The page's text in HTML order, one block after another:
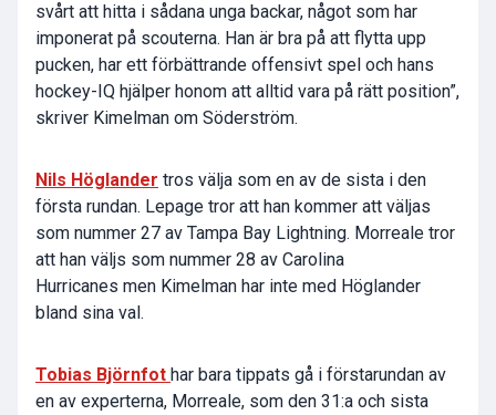
svårt att hitta i sådana unga backar, något som har
imponerat på scouterna. Han är bra på att flytta upp
pucken, har ett förbättrande offensivt spel och hans
hockey-IQ hjälper honom att alltid vara på rätt position”,
skriver Kimelman om Söderström.
Nils Höglander tros välja som en av de sista i den
första rundan. Lepage tror att han kommer att väljas
som nummer 27 av Tampa Bay Lightning. Morreale tror
att han väljs som nummer 28 av Carolina
Hurricanes men Kimelman har inte med Höglander
bland sina val.
Tobias Björnfot har bara tippats gå i förstarundan av
en av experterna, Morreale, som den 31:a och sista